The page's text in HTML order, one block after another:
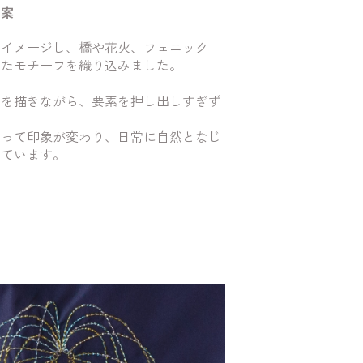
メージし、橋や花火、フェニック
モチーフを織り込みました。
描きながら、要素を押し出しすぎず
て印象が変わり、日常に自然となじ
います。